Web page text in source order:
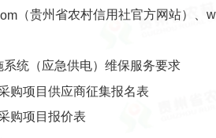
（贵州省农村信用社官方网站）、
统（应急供电）维保服务要求
项目供应商征集报名表
项目报价表